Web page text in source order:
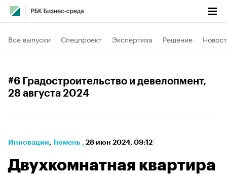
Все выпуски Спецпроект Экспертиза Решение
#6 Градостроительство и девелопмент,
28 августа 2024
Инновации⁠, Тюмень , 28 июн 2024, 09:12
Двухкомнатная квартира